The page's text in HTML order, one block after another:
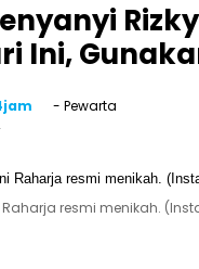
Ini,
- Pewarta
Raharja resmi menikah.